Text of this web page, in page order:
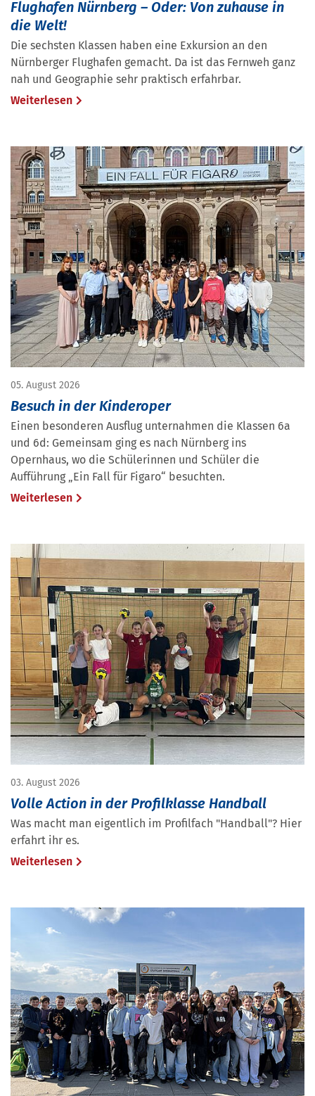
Flughafen Nürnberg – Oder: Von zuhause in
die Welt!
Die sechsten Klassen haben eine Exkursion an den
Nürnberger Flughafen gemacht. Da ist das Fernweh ganz
nah und Geographie sehr praktisch erfahrbar.
Weiterlesen
05. August 2026
Besuch in der Kinderoper
Einen besonderen Ausflug unternahmen die Klassen 6a
und 6d: Gemeinsam ging es nach Nürnberg ins
Opernhaus, wo die Schülerinnen und Schüler die
Aufführung „Ein Fall für Figaro“ besuchten.
Weiterlesen
03. August 2026
Volle Action in der Profilklasse Handball
Was macht man eigentlich im Profilfach "Handball"? Hier
erfahrt ihr es.
Weiterlesen